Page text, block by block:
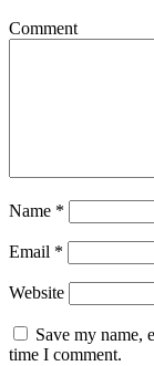
Comment
Name *
Email *
Website
Save my name,
time I comment.